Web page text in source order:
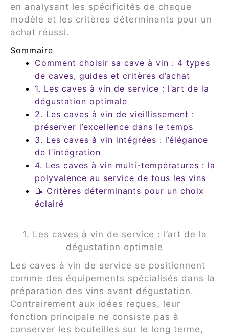
en analysant les spécificités de chaque
modèle et les critères déterminants pour un
achat réussi.
Sommaire
Comment choisir sa cave à vin : 4 types
de caves, guides et critères d’achat
1. Les caves à vin de service : l’art de la
dégustation optimale
2. Les caves à vin de vieillissement :
préserver l’excellence dans le temps
3. Les caves à vin intégrées : l’élégance
de l’intégration
4. Les caves à vin multi-températures : la
polyvalence au service de tous les vins
📝 Critères déterminants pour un choix
éclairé
1. Les caves à vin de service : l’art de la
dégustation optimale
Les caves à vin de service se positionnent
comme des équipements spécialisés dans la
préparation des vins avant dégustation.
Contrairement aux idées reçues, leur
fonction principale ne consiste pas à
conserver les bouteilles sur le long terme,